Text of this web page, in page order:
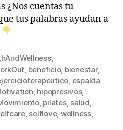
¿Nos cuentas tu
tus palabras ayudan a
,
, beneficio, bienestar,
, espalda
, hipopresivos,
, pilates, salud,
, selflove, wellness,